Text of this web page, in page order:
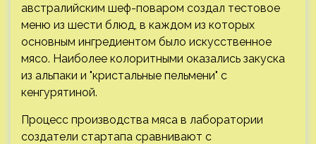
австралийским шеф-поваром создал тестовое
меню из шести блюд, в каждом из которых
основным ингредиентом было искусственное
мясо. Наиболее колоритными оказались закуска
из альпаки и "кристальные пельмени" с
кенгурятиной.
Процесс производства мяса в лаборатории
создатели стартапа сравнивают с